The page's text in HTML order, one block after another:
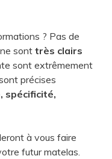
? Pas de
sont très clairs
sont extrêmement
précises
spécificité,
à vous faire
futur matelas.